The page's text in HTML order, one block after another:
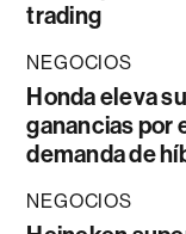
trading
NEGOCIOS
Honda eleva
ganancias por
demanda de
NEGOCIOS